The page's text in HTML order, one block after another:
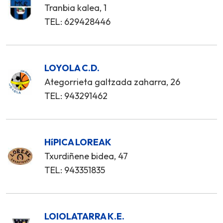
Tranbia kalea, 1
TEL: 629428446
LOYOLA C.D.
Ategorrieta galtzada zaharra, 26
TEL: 943291462
HíPICA LOREAK
Txurdiñene bidea, 47
TEL: 943351835
LOIOLATARRA K.E.